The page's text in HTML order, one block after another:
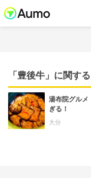
「豊後牛」に関す
湯布院グルメ
ぎる！
大分